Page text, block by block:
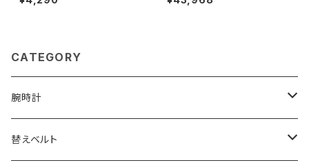
ク 42603-3h メンズ ネイビー
ー
CATEGORY
腕時計
ELGIN
替えベルト